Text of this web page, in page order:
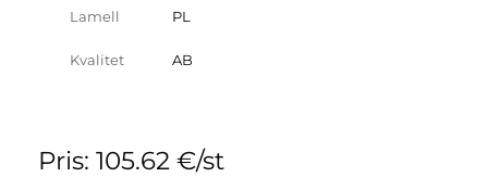
Lamell PL
Kvalitet AB
Pris: 105.62 €/st